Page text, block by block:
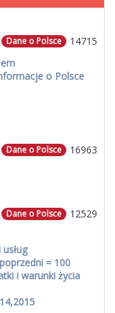
14715
Dane o Polsce
o Polsce
16963
Dane o Polsce
12529
Dane o Polsce
= 100
i warunki życia